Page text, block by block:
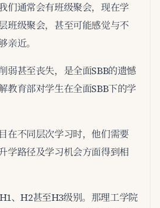
们通常会有班级聚会，现在学
班级聚会，甚至可能感觉与不
亲近。
弱甚至丧失，是全面SBB的遗憾
教育部对学生在全面SBB下的学
在不同层次学习时，他们需要
学路径及学习机会方面得到相
、H2甚至H3级别。那理工学院